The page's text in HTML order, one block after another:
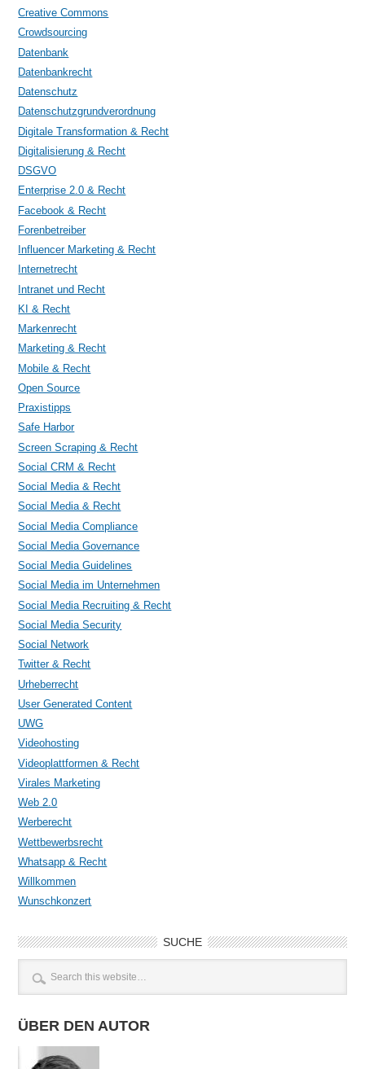
Creative Commons
Crowdsourcing
Datenbank
Datenbankrecht
Datenschutz
Datenschutzgrundverordnung
Digitale Transformation & Recht
Digitalisierung & Recht
DSGVO
Enterprise 2.0 & Recht
Facebook & Recht
Forenbetreiber
Influencer Marketing & Recht
Internetrecht
Intranet und Recht
KI & Recht
Markenrecht
Marketing & Recht
Mobile & Recht
Open Source
Praxistipps
Safe Harbor
Screen Scraping & Recht
Social CRM & Recht
Social Media & Recht
Social Media & Recht
Social Media Compliance
Social Media Governance
Social Media Guidelines
Social Media im Unternehmen
Social Media Recruiting & Recht
Social Media Security
Social Network
Twitter & Recht
Urheberrecht
User Generated Content
UWG
Videohosting
Videoplattformen & Recht
Virales Marketing
Web 2.0
Werberecht
Wettbewerbsrecht
Whatsapp & Recht
Willkommen
Wunschkonzert
SUCHE
ÜBER DEN AUTOR